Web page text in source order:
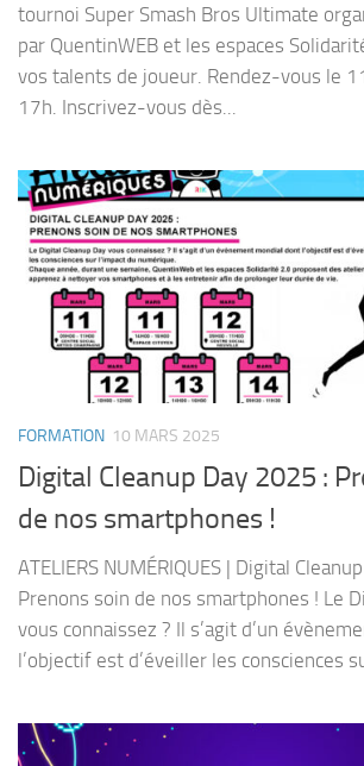
tournoi Super Smash Bros Ultimate
par QuentinWEB et les espaces
vos talents de joueur. Rendez-vous le
17h. Inscrivez-vous dès...
FORMATION 10 MARS 2025
Digital Cleanup Day 2025 :
de nos smartphones !
ATELIERS NUMÉRIQUES | Digital
Prenons soin de nos smartphones ! Le
vous connaissez ? Il s’agit d’un
l’objectif est d’éveiller les consciences